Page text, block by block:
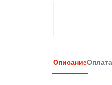
Описание